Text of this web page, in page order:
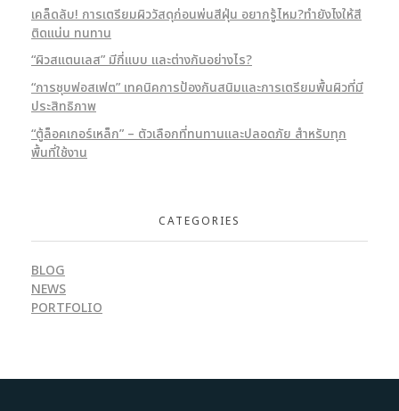
เคล็ดลับ! การเตรียมผิววัสดุก่อนพ่นสีฝุ่น อยากรู้ไหม?ทำยังไงให้สี
ติดแน่น ทนทาน
“ผิวสแตนเลส” มีกี่แบบ และต่างกันอย่างไร?
“การชุบฟอสเฟต” เทคนิคการป้องกันสนิมและการเตรียมพื้นผิวที่มี
ประสิทธิภาพ
“ตู้ล็อคเกอร์เหล็ก” – ตัวเลือกที่ทนทานและปลอดภัย สำหรับทุก
พื้นที่ใช้งาน
CATEGORIES
BLOG
NEWS
PORTFOLIO